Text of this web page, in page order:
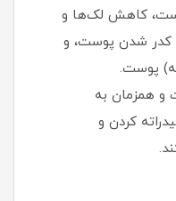
کاهش لک‌ها و
و کدر شدن پوست، و
و همزمان به
کردن و